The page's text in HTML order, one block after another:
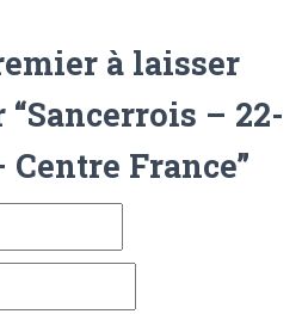
à laisser
– 22-
Centre France”